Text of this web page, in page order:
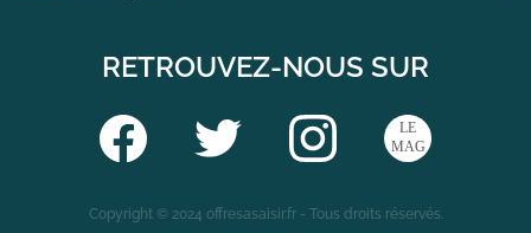
RETROUVEZ-NOUS SUR
Copyright © 2024 offresasaisir.fr - Tous droits réservés.